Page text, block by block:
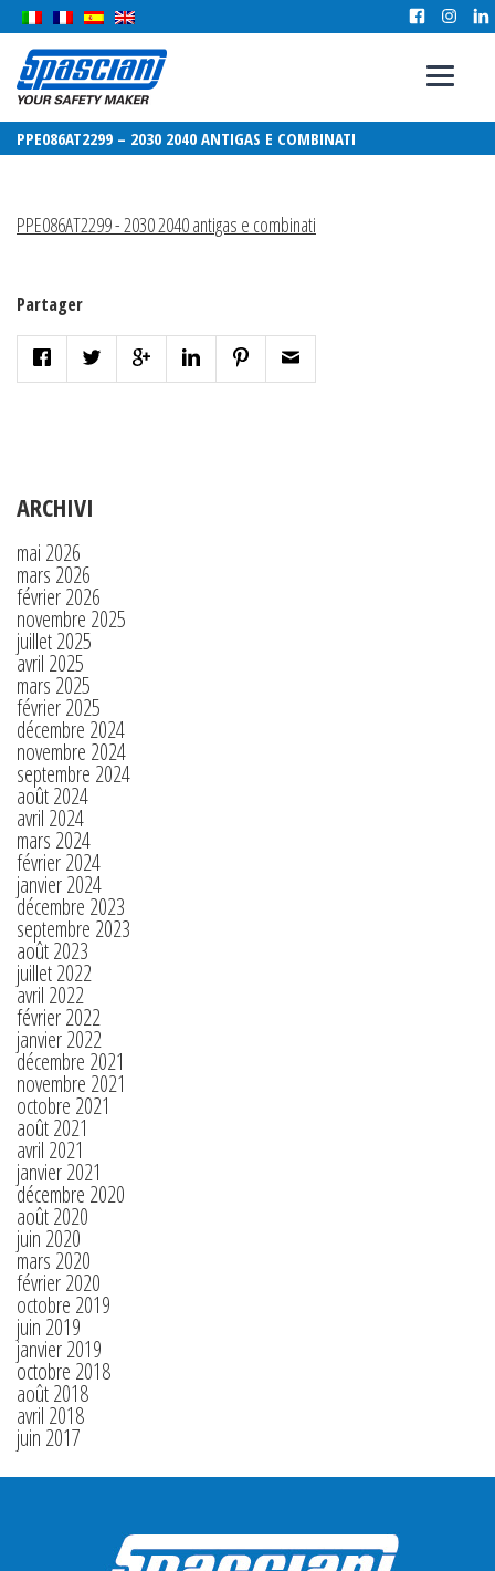
PPE086AT2299 – 2030 2040 ANTIGAS E COMBINATI
PPE086AT2299 - 2030 2040 antigas e combinati
Partager
ARCHIVI
mai 2026
mars 2026
février 2026
novembre 2025
juillet 2025
avril 2025
mars 2025
février 2025
décembre 2024
novembre 2024
septembre 2024
août 2024
avril 2024
mars 2024
février 2024
janvier 2024
décembre 2023
septembre 2023
août 2023
juillet 2022
avril 2022
février 2022
janvier 2022
décembre 2021
novembre 2021
octobre 2021
août 2021
avril 2021
janvier 2021
décembre 2020
août 2020
juin 2020
mars 2020
février 2020
octobre 2019
juin 2019
janvier 2019
octobre 2018
août 2018
avril 2018
juin 2017